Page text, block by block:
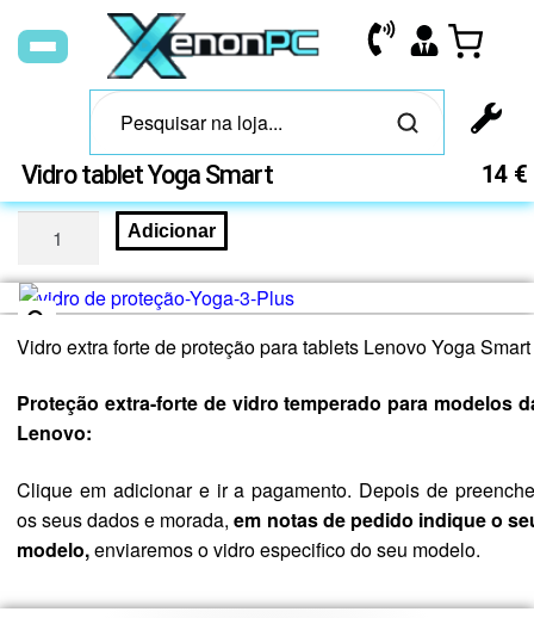
Vidro tablet Yoga Smart 14 €
Adicionar
🔍
Vidro extra forte de proteção para tablets Lenovo Yoga Smart
Proteção extra-forte de vidro temperado para modelos
Lenovo:
Clique em adicionar e ir a pagamento. Depois de
os seus dados e morada,em notas de pedido indique o
modelo,enviaremos o vidro especifico do seu modelo.